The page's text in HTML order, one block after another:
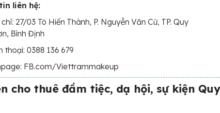
liên hệ:
27/03 Tô Hiến Thành, P. Nguyễn Văn Cừ, TP. Quy
Bình Định
thoại: 0388 136 679
FB.com/Viettrammakeup
cho thuê đầm tiệc, dạ hội, sự kiện Quy